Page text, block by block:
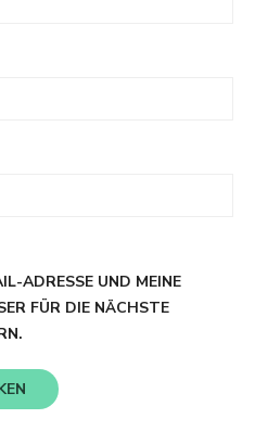
ADRESSE UND MEINE
FÜR DIE NÄCHSTE